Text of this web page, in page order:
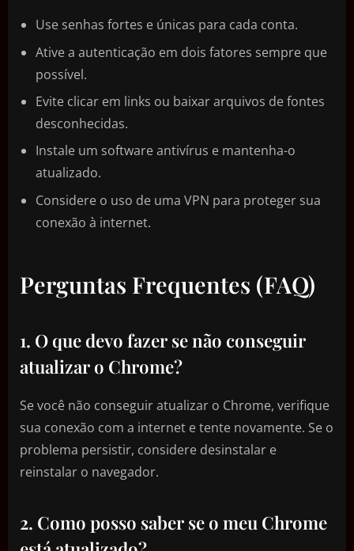
Use senhas fortes e únicas para cada conta.
Ative a autenticação em dois fatores sempre que
possível.
Evite clicar em links ou baixar arquivos de fontes
desconhecidas.
Instale um software antivírus e mantenha-o
atualizado.
Considere o uso de uma VPN para proteger sua
conexão à internet.
Perguntas Frequentes (FAQ)
1. O que devo fazer se não conseguir
atualizar o Chrome?
Se você não conseguir atualizar o Chrome, verifique
sua conexão com a internet e tente novamente. Se o
problema persistir, considere desinstalar e
reinstalar o navegador.
2. Como posso saber se o meu Chrome